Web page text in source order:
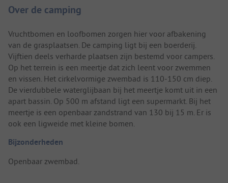
Over de camping
Vruchtbomen en loofbomen zorgen hier voor afbakening
van de grasplaatsen. De camping ligt bij een boerderij.
Vijftien deels verharde plaatsen zijn bestemd voor campers.
Op het terrein is een meertje dat zich leent voor zwemmen
en vissen. Het cirkelvormige zwembad is 110-150 cm diep.
De vierdubbele waterglijbaan bij het meertje komt uit in een
apart bassin. Op 500 m afstand ligt een supermarkt. Bij het
meertje is een openbaar zandstrand van 130 bij 15 m. Er is
ook een ligweide met kleine bomen.
Bijzonderheden
Openbaar zwembad.